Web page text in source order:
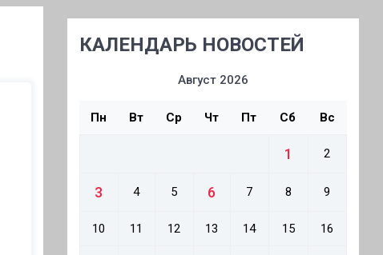
КАЛЕНДАРЬ НОВОСТЕЙ
Август 2026
Пн Вт Ср Чт Пт Сб Вс
1 2
3 4 5 6 7 8 9
10 11 12 13 14 15 16